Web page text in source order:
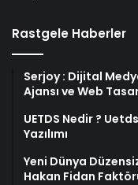
Rastgele Haberler
Serjoy : Dijital
Ajansı ve Web
UETDS Nedir ?
Yazılımı
Yeni Dünya
Hakan Fidan